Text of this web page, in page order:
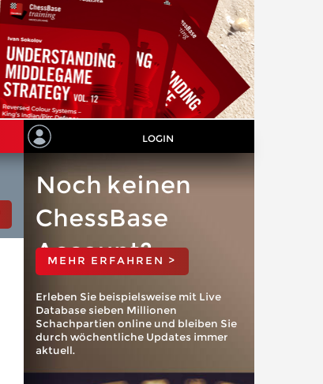
LOGIN
Noch keinen
ChessBase
Account?
MEHR ERFAHREN >
Erleben Sie beispielsweise mit Live
Database sieben Millionen
Schachpartien online und bleiben Sie
durch wöchentliche Updates immer
aktuell.